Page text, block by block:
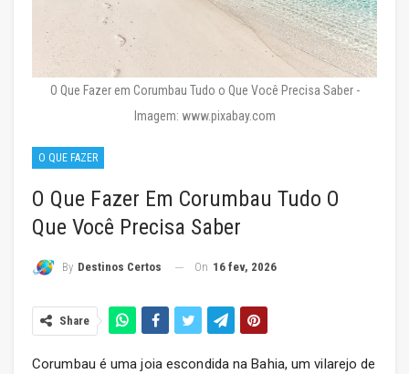
O Que Fazer em Corumbau Tudo o Que Você Precisa Saber -
Imagem: www.pixabay.com
O QUE FAZER
O Que Fazer Em Corumbau Tudo O
Que Você Precisa Saber
By Destinos Certos On 16 fev, 2026
Share
Corumbau é uma joia escondida na Bahia, um vilarejo de